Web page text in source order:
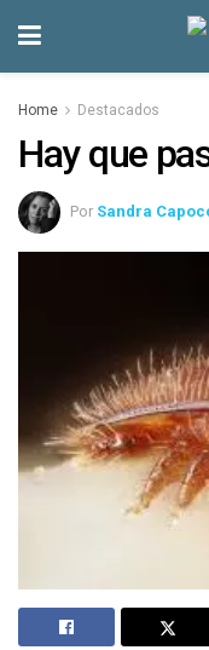
Home Destacados
Hay que
Por Sandra